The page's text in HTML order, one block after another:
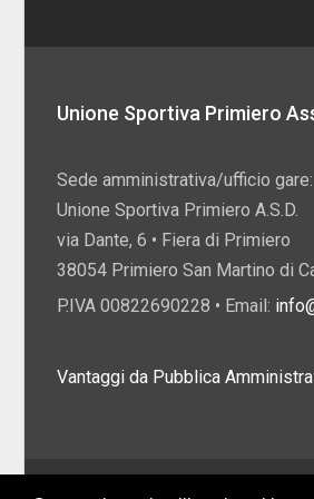
Unione Sportiva Primiero
Sede amministrativa/ufficio gare:
Unione Sportiva Primiero A.S.D.
via Dante, 6 • Fiera di Primiero
38054 Primiero San Martino di
P.IVA 00822690228 • Email:
Vantaggi da Pubblica